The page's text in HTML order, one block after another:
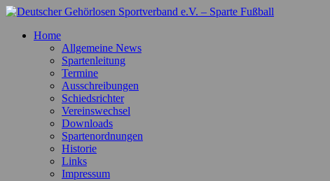
Zum
springen
Deutscher Gehörlosen Sportverband e.V. – Sparte Fußball
Offizielle Webseite der Sparte Fußball
Home
Allgemeine News
Spartenleitung
Termine
Ausschreibungen
Schiedsrichter
Vereinswechsel
Downloads
Spartenordnungen
Historie
Links
Impressum